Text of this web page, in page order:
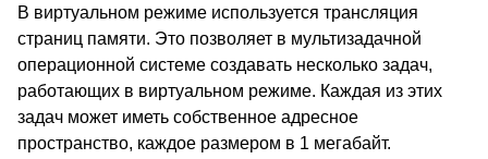
В виртуальном режиме используется трансляция
страниц памяти. Это позволяет в мультизадачной
операционной системе создавать несколько задач,
работающих в виртуальном режиме. Каждая из этих
задач может иметь собственное адресное
пространство, каждое размером в 1 мегабайт.